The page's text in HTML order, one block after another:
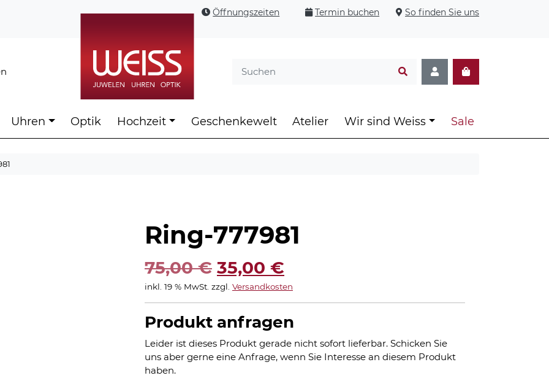
Öffnungszeiten Termin buchen So finden Sie uns
Uhren Optik Hochzeit Geschenkewelt Atelier Wir sind Weiss Sale
Ring-777981
75,00€ Ursprünglicher
Preis
war:
75,00 €
35,00 €
Preis
ist:
35,00 €.
inkl. 19 % MwSt. zzgl. Versandkosten
Produkt anfragen
Leider ist dieses Produkt gerade nicht sofort lieferbar. Schicken Sie
uns aber gerne eine Anfrage, wenn Sie Interesse an diesem Produkt
haben.